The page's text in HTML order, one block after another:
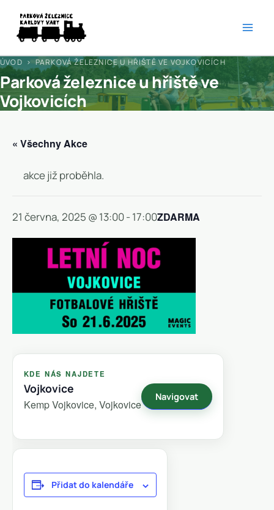
obsah
ÚVOD › PARKOVÁ ŽELEZNICE U HŘIŠTĚ VE VOJKOVICÍCH
Parková železnice u hřiště ve
Vojkovicích
« Všechny Akce
akce již proběhla.
21 června, 2025 @ 13:00- 17:00ZDARMA
KDE NÁS NAJDETE
Vojkovice
Kemp Vojkovice, Vojkovice
Navigovat
Přidat do kalendáře